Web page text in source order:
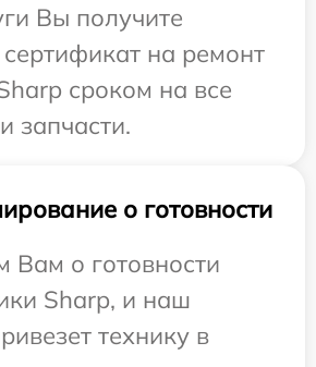
Вы получите
на ремонт
сроком на все
запчасти.
о готовности
о готовности
Sharp, и наш
технику в